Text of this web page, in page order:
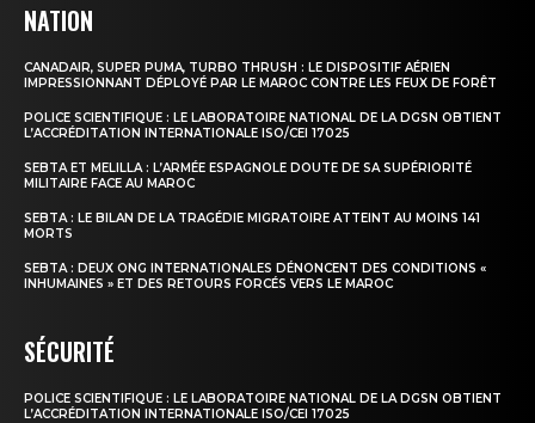
À propos
Nous contacter
Mon compte
NATION
CANADAIR, SUPER PUMA, TURBO THRUSH : LE DISPOSITIF AÉRIEN
IMPRESSIONNANT DÉPLOYÉ PAR LE MAROC CONTRE LES FEUX DE FORÊT
POLICE SCIENTIFIQUE : LE LABORATOIRE NATIONAL DE LA DGSN OBTIENT
L’ACCRÉDITATION INTERNATIONALE ISO/CEI 17025
SEBTA ET MELILLA : L’ARMÉE ESPAGNOLE DOUTE DE SA SUPÉRIORITÉ
MILITAIRE FACE AU MAROC
SEBTA : LE BILAN DE LA TRAGÉDIE MIGRATOIRE ATTEINT AU MOINS 141
MORTS
SEBTA : DEUX ONG INTERNATIONALES DÉNONCENT DES CONDITIONS «
INHUMAINES » ET DES RETOURS FORCÉS VERS LE MAROC
SÉCURITÉ
POLICE SCIENTIFIQUE : LE LABORATOIRE NATIONAL DE LA DGSN OBTIENT
L’ACCRÉDITATION INTERNATIONALE ISO/CEI 17025